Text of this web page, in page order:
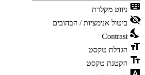
keyboard ניווט מקלדת
visibility_off ביטול אנימציות / הבהובים
nights_stay
Contrast
format_size הגדלת טקסט
text_fields הקטנת טקסט